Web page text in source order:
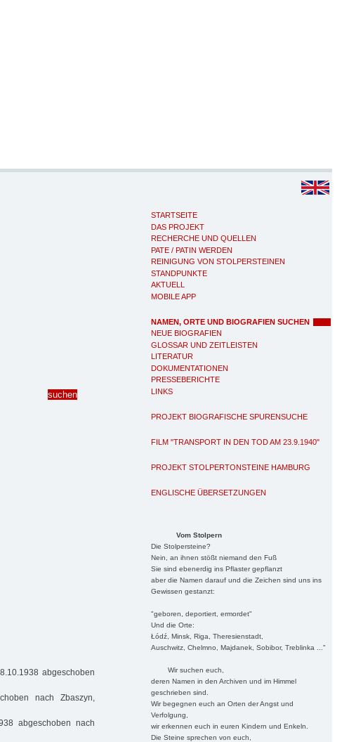
STARTSEITE
DAS PROJEKT
RECHERCHE UND QUELLEN
PATE / PATIN WERDEN
REINIGUNG VON STOLPERSTEINEN
STANDPUNKTE
AKTUELL
MOBILE APP
NAMEN, ORTE UND BIOGRAFIEN SUCHEN
NEUE BIOGRAFIEN
GLOSSAR UND ZEITLEISTEN
LITERATUR
DOKUMENTATIONEN
PRESSEBERICHTE
LINKS
PROJEKT BIOGRAFISCHE SPURENSUCHE
FILM "TRANSPORT IN DEN TOD AM 23.9.1940"
PROJEKT STOLPERTONSTEINE HAMBURG
ENGLISCHE ÜBERSETZUNGEN
Vom Stolpern
Die Stolpersteine?
Nein, an ihnen stößt niemand den Fuß
Sie sind ebenerdig ins Pflaster gepflanzt
aber die Namen darauf und die Zeichen sind uns ins
Gewissen gestanzt:
"geboren, deportiert, ermordet"
Und die Orte:
Łódź, Minsk, Riga, Theresienstadt,
Auschwitz, Chelmno, Majdanek, Sobibor, Treblinka ..."
Wir suchen euch,
deren Namen in den Archiven und im Himmel
geschrieben sind.
Wir begegnen euch an Orten der Angst und
Verfolgung,
wir erkennen euch in euren Kindern und Enkeln.
Die Steine sprechen von euch,
abgeschoben
nach Zbaszyn,
abgeschoben nach